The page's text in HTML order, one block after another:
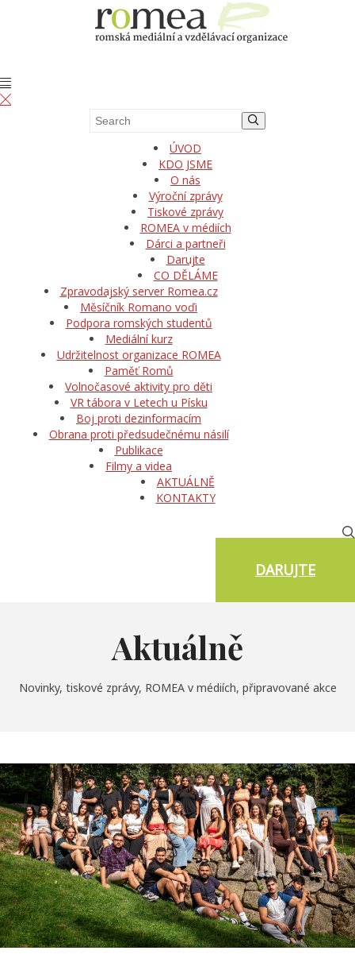
ÚVOD
KDO JSME
O nás
Výroční zprávy
Tiskové zprávy
ROMEA v médiích
Dárci a partneři
Darujte
CO DĚLÁME
Zpravodajský server Romea.cz
Měsíčník Romano voďi
Podpora romských studentů
Mediální kurz
Udržitelnost organizace ROMEA
Paměť Romů
Volnočasové aktivity pro děti
VR tábora v Letech u Písku
Boj proti dezinformacím
Obrana proti předsudečnému násilí
Publikace
Filmy a videa
AKTUÁLNĚ
KONTAKTY
DARUJTE
Aktuálně
Novinky, tiskové zprávy, ROMEA v médiích, připravované akce